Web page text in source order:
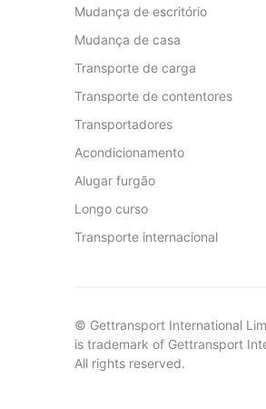
Mudança de escritório
Mudança de casa
Transporte de carga
Transporte de contentores
Transportadores
Acondicionamento
Alugar furgão
Longo curso
Transporte internacional
© Gettransport International
is trademark of Gettransport
All rights reserved.